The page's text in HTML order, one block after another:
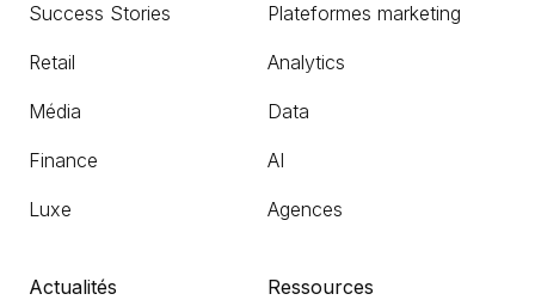
Success Stories
Retail
Média
Finance
Luxe
Plateformes marketing
Analytics
Data
AI
Agences
Actualités Ressources